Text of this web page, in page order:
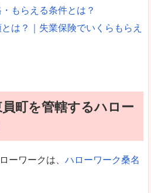
もらえる条件とは？
は？｜失業保険でいくらもらえ
町を管轄するハロー
ーワークは、 ハローワーク桑名